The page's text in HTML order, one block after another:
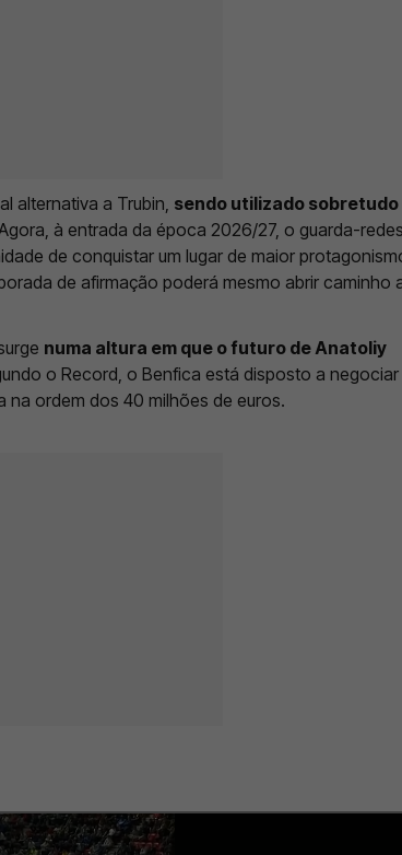
alternativa a Trubin, sendo utilizado sobretudo
à entrada da época 2026/27, o guarda-
de conquistar um lugar de maior
de afirmação poderá mesmo abrir caminho
numa altura em que o futuro de Anatoliy
o Record, o Benfica está disposto a negociar
ordem dos 40 milhões de euros.